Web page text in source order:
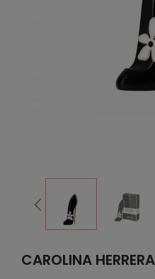
CAROLINA HERRERA